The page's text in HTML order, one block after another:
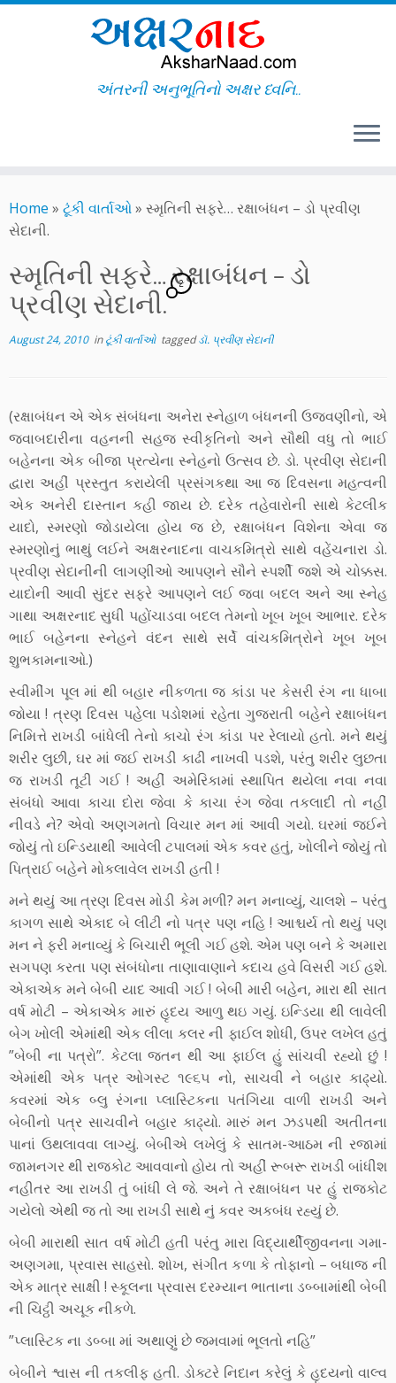
to
content
અંતરની અનુભૂતિનો અક્ષર ધ્વનિ..
Home » ટૂંકી વાર્તાઓ» સ્મૃતિની સફરે… રક્ષાબંધન – ડો પ્રવીણ
સેદાની.
સ્મૃતિની સફરે… રક્ષાબંધન – ડો
પ્રવીણ સેદાની.
2
August 24, 2010inટૂંકી વાર્તાઓ taggedડૉ. પ્રવીણ સેદાની
(રક્ષાબંધન એ એક સંબંધના અનેરા સ્નેહાળ બંધનની ઉજવણીનો, એ
જવાબદારીના વહનની સહજ સ્વીકૃતિનો અને સૌથી વધુ તો ભાઈ
બહેનના એક બીજા પ્રત્યેના સ્નેહનો ઉત્સવ છે. ડો. પ્રવીણ સેદાની
દ્વારા અહીં પ્રસ્તુત કરાયેલી પ્રસંગકથા આ જ દિવસના મહત્વની
એક અનેરી દાસ્તાન કહી જાય છે. દરેક તહેવારોની સાથે કેટલીક
યાદો, સ્મરણો જોડાયેલા હોય જ છે, રક્ષાબંધન વિશેના એવા જ
સ્મરણોનું ભાથું લઈને અક્ષરનાદના વાચકમિત્રો સાથે વહેંચનારા ડો.
પ્રવીણ સેદાનીની લાગણીઓ આપણને સૌને સ્પર્શી જશે એ ચોક્કસ.
યાદોની આવી સુંદર સફરે આપણને લઈ જવા બદલ અને આ સ્નેહ
ગાથા અક્ષરનાદ સુધી પહોંચાડવા બદલ તેમનો ખૂબ ખૂબ આભાર. દરેક
ભાઈ બહેનના સ્નેહને વંદન સાથે સર્વે વાંચકમિત્રોને ખૂબ ખૂબ
શુભકામનાઓ.)
સ્વીમીંગ પૂલ માં થી બહાર નીકળતા જ કાંડા પર કેસરી રંગ ના ધાબા
જોયા ! ત્રણ દિવસ પહેલા પડોશમાં રહેતા ગુજરાતી બહેને રક્ષાબંધન
નિમિત્તે રાખડી બાંધેલી તેનો કાચો રંગ કાંડા પર રેલાયો હતો. મને થયું
શરીર લુછી, ઘર માં જઈ રાખડી કાઢી નાખવી પડશે, પરંતુ શરીર લુછતા
જ રાખડી તૂટી ગઈ ! અહીં અમેરિકામાં સ્થાપિત થયેલા નવા નવા
સંબંધો આવા કાચા દોરા જેવા કે કાચા રંગ જેવા તકલાદી તો નહીં
નીવડે ને? એવો અણગમતો વિચાર મન માં આવી ગયો. ઘરમાં જઈને
જોયું તો ઇન્ડિયાથી આવેલી ટપાલમાં એક કવર હતું, ખોલીને જોયું તો
પિત્રાઈ બહેને મોકલાવેલ રાખડી હતી !
મને થયું આ ત્રણ દિવસ મોડી કેમ મળી? મન મનાવ્યું, ચાલશે – પરંતુ
કાગળ સાથે એકાદ બે લીટી નો પત્ર પણ નહિ ! આશ્ચર્ય તો થયું પણ
મન ને ફરી મનાવ્યું કે બિચારી ભૂલી ગઈ હશે. એમ પણ બને કે અમારા
સગપણ કરતા પણ સંબંધોના તાણાવાણાને કદાચ હવે વિસરી ગઈ હશે.
એકાએક મને બેબી યાદ આવી ગઈ ! બેબી મારી બહેન, મારા થી સાત
વર્ષ મોટી – એકાએક મારું હૃદય આળુ થઇ ગયું. ઇન્ડિયા થી લાવેલી
બેગ ખોલી એમાંથી એક લીલા કલર ની ફાઈલ શોધી, ઉપર લખેલ હતું
”બેબી ના પત્રો”. કેટલા જતન થી આ ફાઈલ હું સાંચવી રહ્યો છું !
એમાંથી એક પત્ર ઓગસ્ટ ૧૯૬૫ નો, સાચવી ને બહાર કાઢ્યો.
કવરમાં એક બ્લુ રંગના પ્લાસ્ટિકના પતંગિયા વાળી રાખડી અને
બેબીનો પત્ર સાચવીને બહાર કાઢ્યો. મારું મન ઝડપથી અતીતના
પાનાં ઉથલાવવા લાગ્યું. બેબીએ લખેલું કે સાતમ-આઠમ ની રજામાં
જામનગર થી રાજકોટ આવવાનો હોય તો અહીં રૂબરૂ રાખડી બાંધીશ
નહીતર આ રાખડી તું બાંધી લે જે. અને તે રક્ષાબંધન પર હું રાજકોટ
ગયેલો એથી જ તો આ રાખડી સાથે નું કવર અકબંધ રહ્યું છે.
બેબી મારાથી સાત વર્ષ મોટી હતી પરંતુ મારા વિદ્યાર્થીજીવનના ગમા-
અણગમા, પ્રવાસ સાહસો. શોખ, સંગીત કળા કે તોફાનો – બધાજ ની
એક માત્ર સાક્ષી ! સ્કૂલના પ્રવાસ દરમ્યાન ભાતાના ડબ્બામાંથી બેબી
ની ચિટ્ઠી અચૂક નીકળે.
”પ્લાસ્ટિક ના ડબ્બા માં અથાણું છે જમવામાં ભૂલતો નહિ”
બેબીને શ્વાસ ની તકલીફ હતી. ડોક્ટરે નિદાન કરેલું કે હૃદયનો વાલ્વ